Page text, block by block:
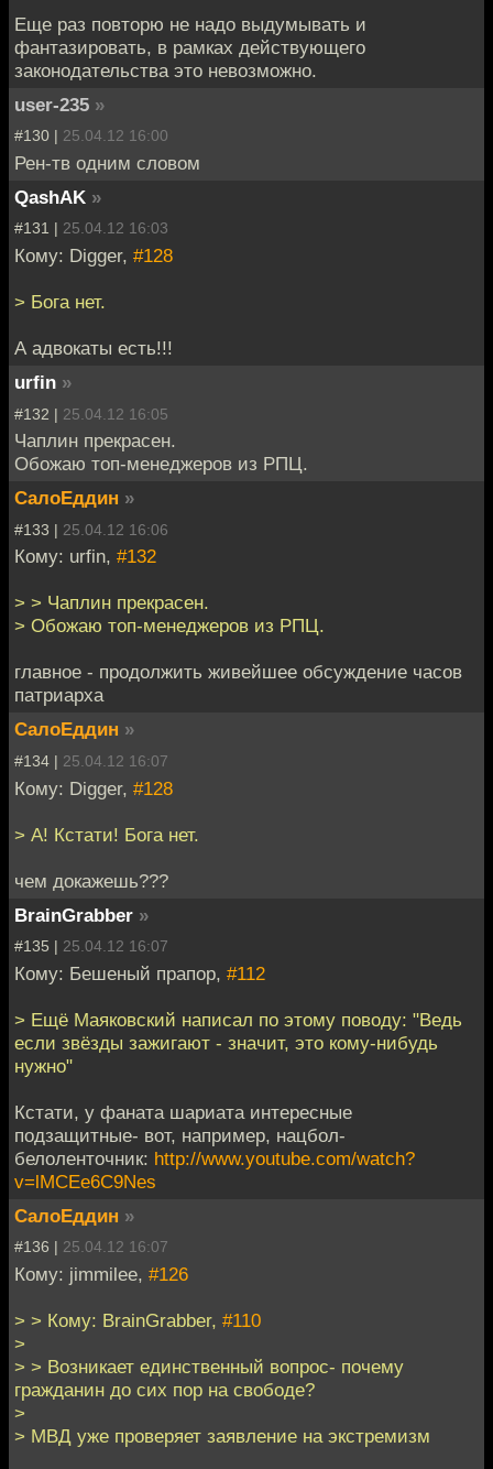
Еще раз повторю не надо выдумывать и
фантазировать, в рамках действующего
законодательства это невозможно.
user-235 »
#130 | 25.04.12 16:00
Рен-тв одним словом
QashAK »
#131 | 25.04.12 16:03
Кому: Digger, #128
> Бога нет.
А адвокаты есть!!!
urfin »
#132 | 25.04.12 16:05
Чаплин прекрасен.
Обожаю топ-менеджеров из РПЦ.
СалоЕддин »
#133 | 25.04.12 16:06
Кому: urfin, #132
> > Чаплин прекрасен.
> Обожаю топ-менеджеров из РПЦ.
главное - продолжить живейшее обсуждение часов
патриарха
СалоЕддин »
#134 | 25.04.12 16:07
Кому: Digger, #128
> А! Кстати! Бога нет.
чем докажешь???
BrainGrabber »
#135 | 25.04.12 16:07
Кому: Бешеный прапор, #112
> Ещё Маяковский написал по этому поводу: "Ведь
если звёзды зажигают - значит, это кому-нибудь
нужно"
Кстати, у фаната шариата интересные
подзащитные- вот, например, нацбол-
белоленточник: http://www.youtube.com/watch?
v=lMCEe6C9Nes
СалоЕддин »
#136 | 25.04.12 16:07
Кому: jimmilee, #126
> > Кому: BrainGrabber, #110
>
> > Возникает единственный вопрос- почему
гражданин до сих пор на свободе?
>
> МВД уже проверяет заявление на экстремизм